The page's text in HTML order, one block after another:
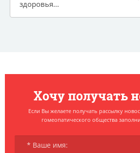
здоровья...
Хочу получать
Если Вы желаете получать рассылку
гомеопатического общества